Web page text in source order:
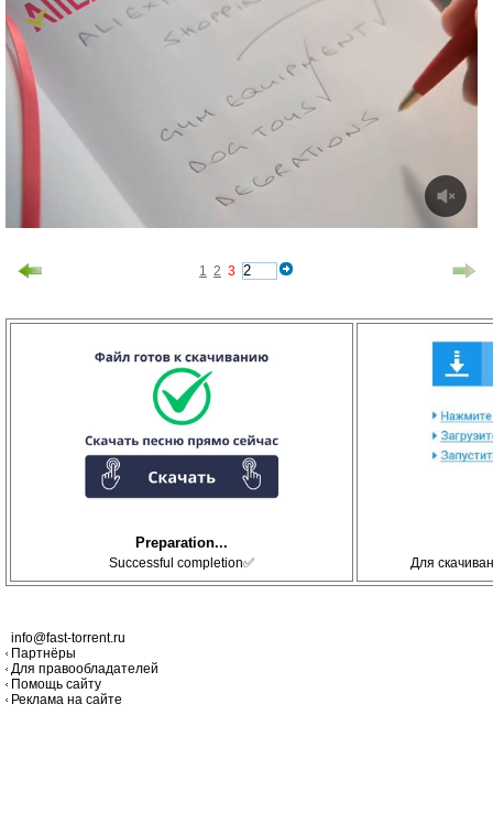
1 2 3
Preparation...
Successful completion✅ Для
info@fast-torrent.ru
Партнёры
Для правообладателей
Помощь сайту
Реклама на сайте